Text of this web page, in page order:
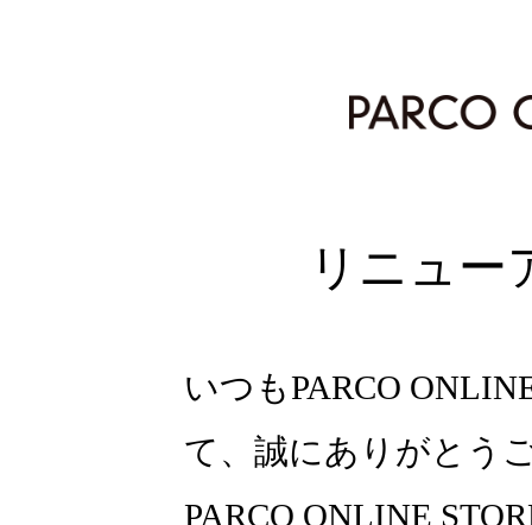
リニュー
いつもPARCO
て、誠にありがとう
PARCO ONLINE